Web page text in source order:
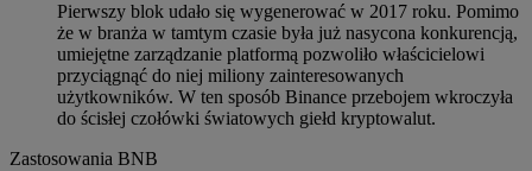
Pierwszy blok udało się wygenerować w 2017 roku. Pomimo
że w branża w tamtym czasie była już nasycona konkurencją,
umiejętne zarządzanie platformą pozwoliło właścicielowi
przyciągnąć do niej miliony zainteresowanych
użytkowników. W ten sposób Binance przebojem wkroczyła
do ścisłej czołówki światowych giełd kryptowalut.
Zastosowania BNB